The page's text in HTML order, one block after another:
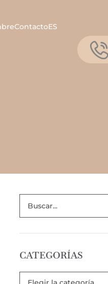
ContactoES
CATEGORÍAS